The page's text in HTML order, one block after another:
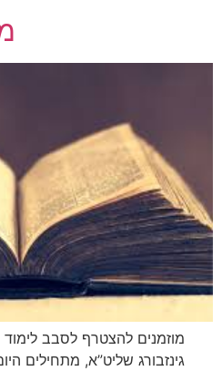
מוזמנים להצטרף לסבב
גינזבורג שליט”א, מתחילים